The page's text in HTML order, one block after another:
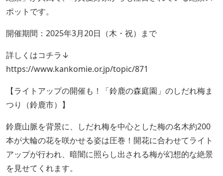
ポットです。
開催期間：2025年3月20日（木・祝）まで
詳しくはコチラ↓
https://www.kankomie.or.jp/topic/871
【ライトアップの開催も！「鈴鹿の森庭園」のしだれ梅ま
つり（鈴鹿市）】
鈴鹿山脈を背景に、しだれ梅を中心とした梅の名木約200
本が大輪の花を咲かせる姿は圧巻！開花に合わせてライト
アップが行われ、暗闇に照らし出される梅が幻想的な絶景
を見せてくれます。